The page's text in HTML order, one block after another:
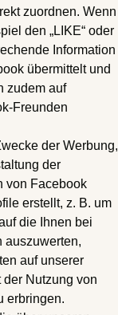
zuordnen. Wenn
den „LIKE“ oder
Information
übermittelt und
zudem auf
Freunden
der Werbung,
der
von Facebook
erstellt, z. B. um
die Ihnen bei
auszuwerten,
auf unserer
Nutzung von
erbringen.